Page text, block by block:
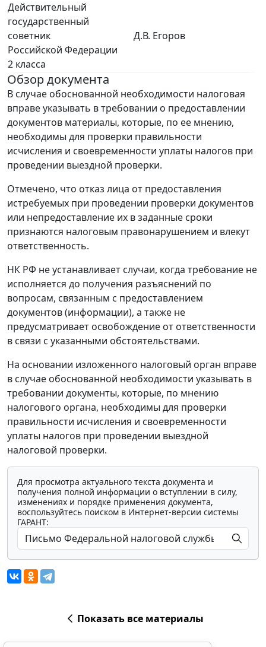
Действительный
государственный
советник
Российской Федерации
2 класса
Д.В. Егоров
Обзор документа
В случае обоснованной необходимости налоговая
вправе указывать в требовании о предоставлении
документов материалы, которые, по ее мнению,
необходимы для проверки правильности
исчисления и своевременности уплаты налогов при
проведении выездной проверки.
Отмечено, что отказ лица от предоставления
истребуемых при проведении проверки документов
или непредоставление их в заданные сроки
признаются налоговым правонарушением и влекут
ответственность.
НК РФ не устанавливает случаи, когда требование не
исполняется до получения разъяснений по
вопросам, связанным с предоставлением
документов (информации), а также не
предусматривает освобождение от ответственности
в связи с указанными обстоятельствами.
На основании изложенного налоговый орган вправе
в случае обоснованной необходимости указывать в
требовании документы, которые, по мнению
налогового органа, необходимы для проверки
правильности исчисления и своевременности
уплаты налогов при проведении выездной
налоговой проверки.
Для просмотра актуального текста документа и
получения полной информации о вступлении в силу,
изменениях и порядке применения документа,
воспользуйтесь поиском в Интернет-версии системы
ГАРАНТ:
Показать все материалы